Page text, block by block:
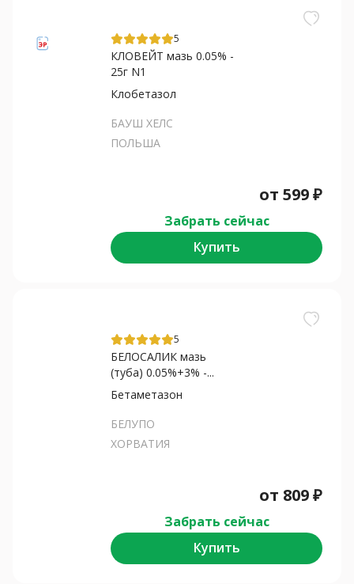
5
КЛОВЕЙТ мазь 0.05% -
25г N1
Клобетазол
БАУШ ХЕЛС
ПОЛЬША
от 599₽
Забрать сейчас
Купить
5
БЕЛОСАЛИК мазь
(туба) 0.05%+3% -...
Бетаметазон
БЕЛУПО
ХОРВАТИЯ
от 809₽
Забрать сейчас
Купить